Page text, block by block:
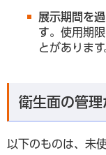
展示期間を
す。使用期
とがありま
衛生面の管
以下のものは、未